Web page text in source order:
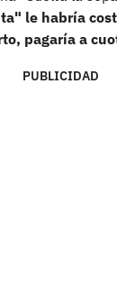
le habría
pagaría a
PUBLICIDAD